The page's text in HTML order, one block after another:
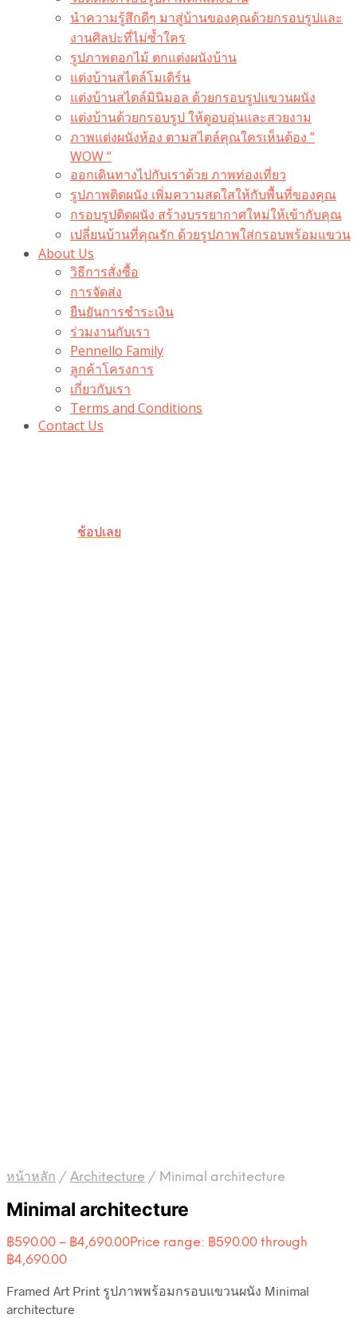
นำความรู้สึกดีๆ มาสู่บ้านของคุณด้วยกรอบรูปและ
งานศิลปะที่ไม่ซ้ำใคร
รูปภาพดอกไม้ ตกแต่งผนังบ้าน
แต่งบ้านสไตล์โมเดิร์น
แต่งบ้านสไตล์มินิมอล ด้วยกรอบรูปแขวนผนัง
แต่งบ้านด้วยกรอบรูป ให้ดูอบอุ่นและสวยงาม
ภาพแต่งผนังห้อง ตามสไตล์คุณใครเห็นต้อง ”
WOW “
ออกเดินทางไปกับเราด้วย ภาพท่องเที่ยว
รูปภาพติดผนัง เพิ่มความสดใสให้กับพื้นที่ของคุณ
กรอบรูปติดผนัง สร้างบรรยากาศใหม่ให้เข้ากับคุณ
เปลี่ยนบ้านที่คุณรัก ด้วยรูปภาพใส่กรอบพร้อมแขวน​
About Us
วิธีการสั่งซื้อ
การจัดส่ง
ยืนยันการชำระเงิน
ร่วมงานกับเรา
Pennello Family
ลูกค้าโครงการ
เกี่ยวกับเรา
Terms and Conditions
Contact Us
ช้อปเลย
หน้าหลัก / Architecture / Minimal architecture
Minimal architecture
฿590.00 – ฿4,690.00Price range: ฿590.00 through
฿4,690.00
Framed Art Print รูปภาพพร้อมกรอบแขวนผนัง Minimal
architecture